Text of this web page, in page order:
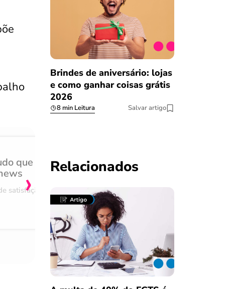
que
satisfação
Achei muito rápido,
burocracia
08/03/2023
›
Brindes de aniversário: lojas
e como ganhar coisas grátis
2026
8 min Leitura Salvar artigo
Relacionados